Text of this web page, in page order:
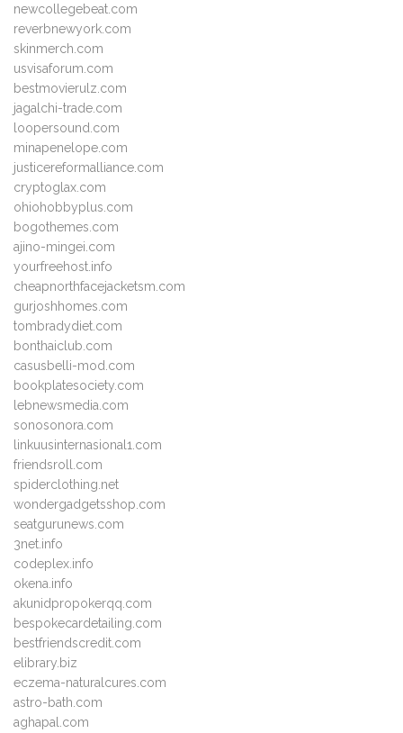
newcollegebeat.com
reverbnewyork.com
skinmerch.com
usvisaforum.com
bestmovierulz.com
jagalchi-trade.com
loopersound.com
minapenelope.com
justicereformalliance.com
cryptoglax.com
ohiohobbyplus.com
bogothemes.com
ajino-mingei.com
yourfreehost.info
cheapnorthfacejacketsm.com
gurjoshhomes.com
tombradydiet.com
bonthaiclub.com
casusbelli-mod.com
bookplatesociety.com
lebnewsmedia.com
sonosonora.com
linkuusinternasional1.com
friendsroll.com
spiderclothing.net
wondergadgetsshop.com
seatgurunews.com
3net.info
codeplex.info
okena.info
akunidpropokerqq.com
bespokecardetailing.com
bestfriendscredit.com
elibrary.biz
eczema-naturalcures.com
astro-bath.com
aghapal.com